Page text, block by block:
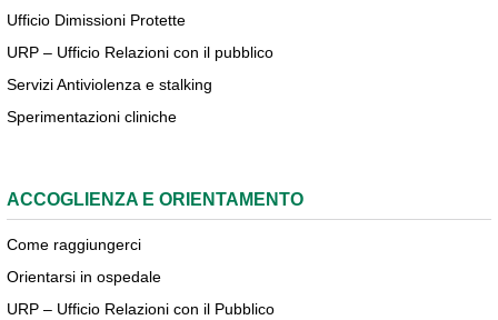
Ufficio Dimissioni Protette
URP – Ufficio Relazioni con il pubblico
Servizi Antiviolenza e stalking
Sperimentazioni cliniche
ACCOGLIENZA E ORIENTAMENTO
Come raggiungerci
Orientarsi in ospedale
URP – Ufficio Relazioni con il Pubblico